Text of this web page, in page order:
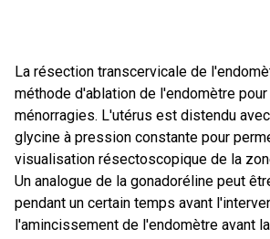
La résection transcervicale de
méthode d'ablation de l'endomètre
ménorragies. L'utérus est distendu
glycine à pression constante pour
visualisation résectoscopique de la
Un analogue de la gonadoréline peut
pendant un certain temps avant
l'amincissement de l'endomètre avant